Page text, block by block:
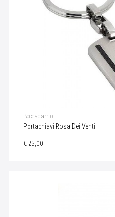
Boccadamo
Portachiavi Rosa Dei Venti
€ 25,00